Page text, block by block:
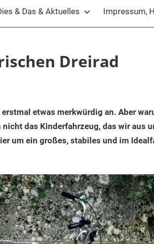
& Das & Aktuelles Impressum,
Dreirad
etwas merkwürdig an. Aber
das Kinderfahrzeug, das wir aus
um ein großes, stabiles und im